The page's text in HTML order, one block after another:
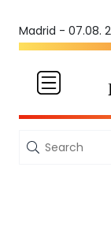
Madrid - 07.08.